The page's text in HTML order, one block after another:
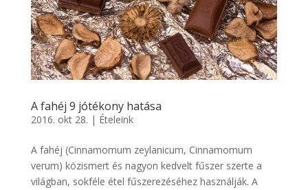
A fahéj 9 jótékony hatása
2016. okt 28. | Ételeink
A fahéj (Cinnamomum zeylanicum, Cinnamomum
verum) közismert és nagyon kedvelt fűszer szerte a
világban, sokféle étel fűszerezéséhez használják. A